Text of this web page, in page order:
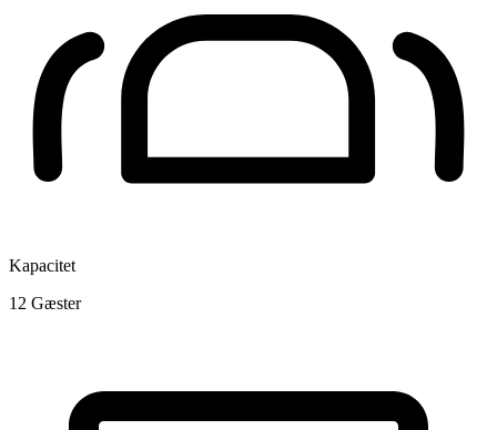
Kapacitet
12 Gæster